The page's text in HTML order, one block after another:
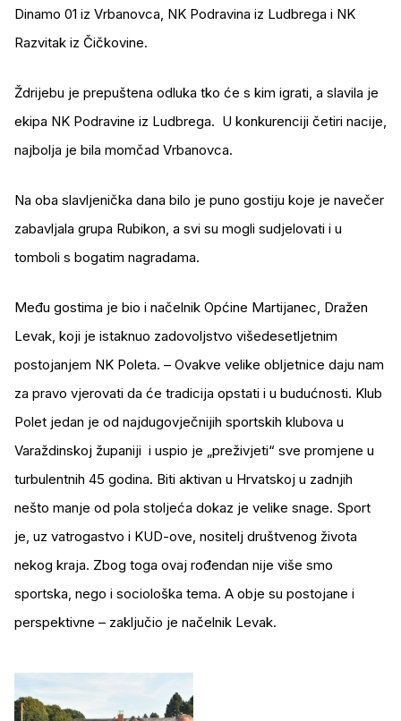
Dinamo 01 iz Vrbanovca, NK Podravina iz Ludbrega i NK
Razvitak iz Čičkovine.
Ždrijebu je prepuštena odluka tko će s kim igrati, a slavila je
ekipa NK Podravine iz Ludbrega. U konkurenciji četiri nacije,
najbolja je bila momčad Vrbanovca.
Na oba slavljenička dana bilo je puno gostiju koje je navečer
zabavljala grupa Rubikon, a svi su mogli sudjelovati i u
tomboli s bogatim nagradama.
Među gostima je bio i načelnik Općine Martijanec, Dražen
Levak, koji je istaknuo zadovoljstvo višedesetljetnim
postojanjem NK Poleta. – Ovakve velike obljetnice daju nam
za pravo vjerovati da će tradicija opstati i u budućnosti. Klub
Polet jedan je od najdugovječnijih sportskih klubova u
Varaždinskoj županiji i uspio je „preživjeti“ sve promjene u
turbulentnih 45 godina. Biti aktivan u Hrvatskoj u zadnjih
nešto manje od pola stoljeća dokaz je velike snage. Sport
je, uz vatrogastvo i KUD-ove, nositelj društvenog života
nekog kraja. Zbog toga ovaj rođendan nije više smo
sportska, nego i sociološka tema. A obje su postojane i
perspektivne – zaključio je načelnik Levak.